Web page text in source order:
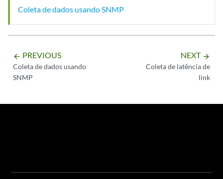
Coleta de dados usando SNMP
arrow_backward PREVIOUS
Coleta de dados usando
SNMP
NEXT arrow_forward
Coleta de latência de
link